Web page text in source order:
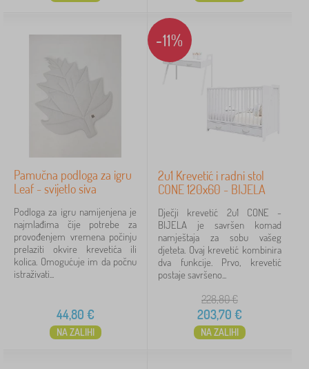
Pamučna podloga za igru
Leaf - svijetlo siva
Podloga za igru namijenjena je
najmlađima čije potrebe za
provođenjem vremena počinju
prelaziti okvire krevetića ili
kolica. Omogućuje im da počnu
istraživati...
44,80 €
NA ZALIHI
-11%
2u1 Krevetić i radni stol
CONE 120x60 - BIJELA
Dječji krevetić 2u1 CONE -
BIJELA je savršen komad
namještaja za sobu vašeg
djeteta. Ovaj krevetić kombinira
dva funkcije. Prvo, krevetić
postaje savršeno...
228,80€
203,70 €
NA ZALIHI